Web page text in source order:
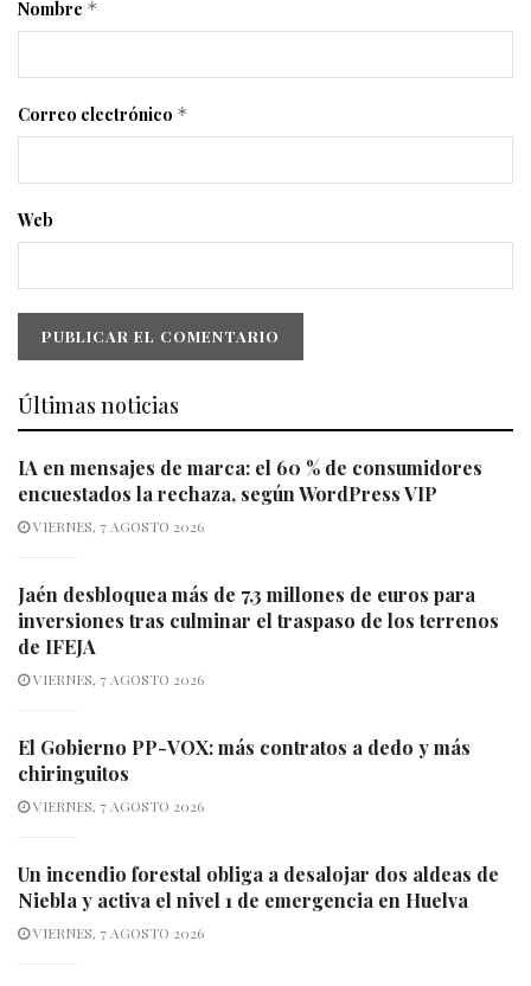
Nombre *
Correo electrónico *
Web
Últimas noticias
IA en mensajes de marca: el 60 % de consumidores
encuestados la rechaza, según WordPress VIP
VIERNES, 7 AGOSTO 2026
Jaén desbloquea más de 7,3 millones de euros para
inversiones tras culminar el traspaso de los terrenos
de IFEJA
VIERNES, 7 AGOSTO 2026
El Gobierno PP-VOX: más contratos a dedo y más
chiringuitos
VIERNES, 7 AGOSTO 2026
Un incendio forestal obliga a desalojar dos aldeas de
Niebla y activa el nivel 1 de emergencia en Huelva
VIERNES, 7 AGOSTO 2026